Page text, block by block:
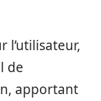
l’utilisateur,
de
apportant